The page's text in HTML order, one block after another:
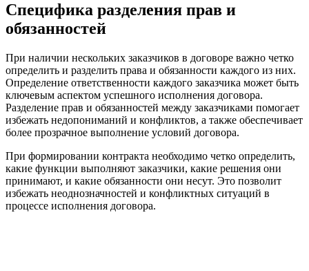
Специфика разделения прав и
обязанностей
При наличии нескольких заказчиков в договоре важно четко
определить и разделить права и обязанности каждого из них.
Определение ответственности каждого заказчика может быть
ключевым аспектом успешного исполнения договора.
Разделение прав и обязанностей между заказчиками помогает
избежать недопониманий и конфликтов, а также обеспечивает
более прозрачное выполнение условий договора.
При формировании контракта необходимо четко определить,
какие функции выполняют заказчики, какие решения они
принимают, и какие обязанности они несут. Это позволит
избежать неоднозначностей и конфликтных ситуаций в
процессе исполнения договора.